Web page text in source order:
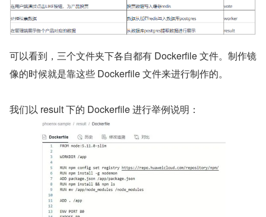
可以看到，三个文件夹下各自都有 Dockerfile 文件。制作镜
像的时候就是靠这些 Dockerfile 文件来进行制作的。
我们以 result 下的 Dockerfile 进行举例说明：